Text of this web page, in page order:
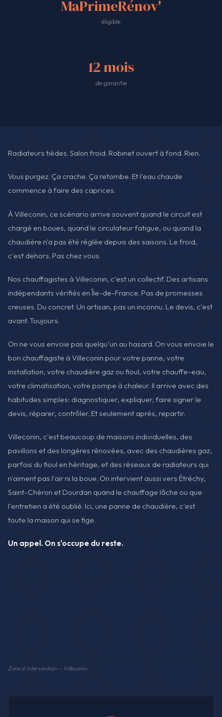
MaPrimeRénov'
éligible
12 mois
de garantie
Radiateurs tièdes. Salon froid. Robinet ouvert à fond. Rien.
Vous purgez. Ça crache. Ça retombe. Et l'eau chaude
commence à faire des caprices.
À Villeconin, ce scénario arrive souvent quand le circuit est
chargé en boues, quand le circulateur fatigue, ou quand la
chaudière n'a pas été réglée depuis des saisons. Le froid,
c'est dehors. Pas chez vous.
Nos chauffagistes à Villeconin, c'est un collectif. Des artisans
indépendants vérifiés en Île-de-France. Pas de promesses
creuses. Du concret. Un artisan, pas un inconnu. Le devis, c'est
avant. Toujours.
On ne vous envoie pas quelqu'un au hasard. On vous envoie le
bon chauffagiste à Villeconin pour votre panne, votre
installation, votre chaudière gaz ou fioul, votre chauffe-eau,
votre climatisation, votre pompe à chaleur. Il arrive avec des
habitudes simples: diagnostiquer, expliquer, faire signer le
devis, réparer, contrôler. Et seulement après, repartir.
Villeconin, c'est beaucoup de maisons individuelles, des
pavillons et des longères rénovées, avec des chaudières gaz,
parfois du fioul en héritage, et des réseaux de radiateurs qui
n'aiment pas l'air ni la boue. On intervient aussi vers Étréchy,
Saint-Chéron et Dourdan quand le chauffage lâche ou que
l'entretien a été oublié. Ici, une panne de chaudière, c'est
toute la maison qui se fige.
Un appel. On s'occupe du reste.
Zone d'intervention — Villeconin